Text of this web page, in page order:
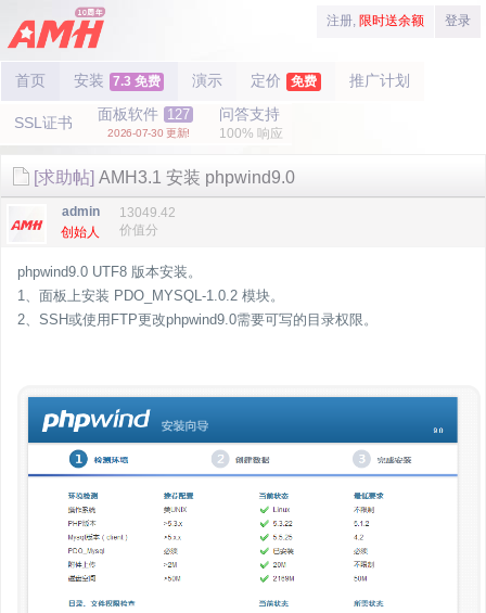
注册, 限时送余额 登录
首页 安装 7.3 免费 演示 定价 免费 推广计划
SSL证书 面板软件 127
2026-07-30 更新!
问答支持
100% 响应
[求助帖] AMH3.1 安装 phpwind9.0
admin
创始人
13049.42
价值分
phpwind9.0 UTF8 版本安装。
1、面板上安装 PDO_MYSQL-1.0.2 模块。
2、SSH或使用FTP更改phpwind9.0需要可写的目录权限。